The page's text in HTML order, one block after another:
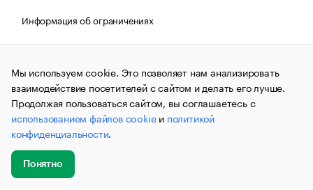
Информация об ограничениях
Правовая информация
О соблюдении авторских прав
© АО «РОСБИЗНЕСКОНСАЛТИНГ»,1995–2026.Сообщения
и материалы информационного агентства «РБК»
(зарегистрировано Федеральной службой по надзору в сфере
связи, информационных технологий и массовых
коммуникаций (Роскомнадзор) 09.12.2015 за номером ИА
№ФС77-63848) сопровождаются пометкой «РБК». Отдельные
публикации могут содержать информацию,
не предназначенную для пользователей
до 18 лет.
Мы используем cookie. Это позволяет нам анализировать
взаимодействие посетителей с сайтом и делать его лучше.
Продолжая пользоваться сайтом, вы соглашаетесь с
использованием файлов cookieи политикой
конфиденциальности.
Понятно